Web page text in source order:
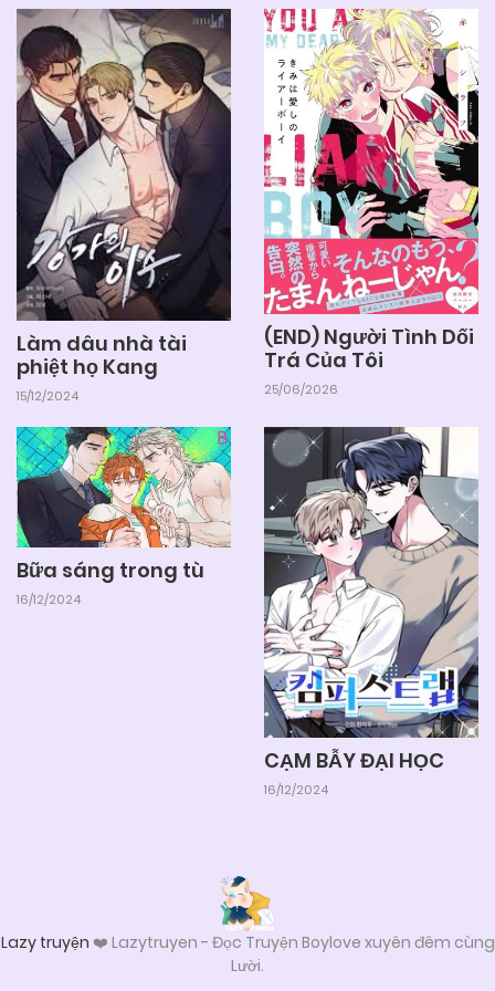
Chapter 65 04/06/2025
Chapter 64 04/06/2025
Chapter 63 04/06/2025
Chapter 62 04/06/2025
Chapter 61 04/06/2025
Chapter 60 04/06/2025
Chapter 59 04/06/2025
Làm dâu nhà tài
phiệt họ Kang
15/12/2024
(END) Người Tình Dối
Trá Của Tôi
25/06/2026
Bữa sáng trong tù
16/12/2024
CẠM BẪY ĐẠI HỌC
16/12/2024
Lazy truyện ❤️ Lazytruyen - Đọc Truyện Boylove xuyên đêm cùng
Lười.